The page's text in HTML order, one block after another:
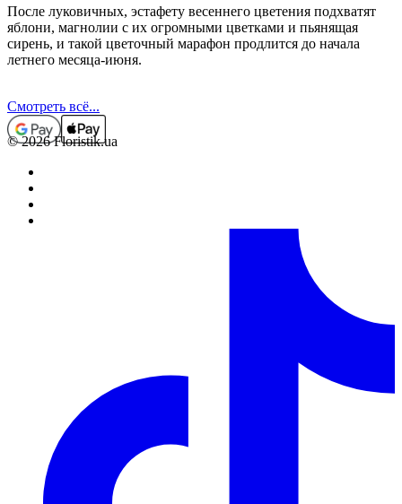
После луковичных, эстафету весеннего цветения подхватят
яблони, магнолии с их огромными цветками и пьянящая
сирень, и такой цветочный марафон продлится до начала
летнего месяца-июня.
Смотреть всё...
© 2026 Floristik.ua